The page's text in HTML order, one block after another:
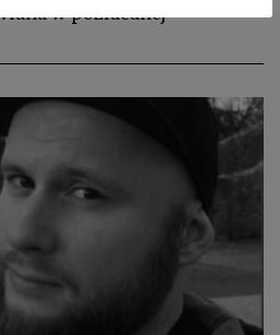
w pozłacanej